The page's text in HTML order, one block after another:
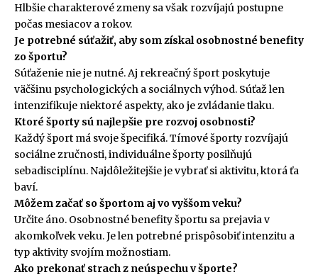
Hlbšie charakterové zmeny sa však rozvíjajú postupne
počas mesiacov a rokov.
Je potrebné súťažiť, aby som získal osobnostné benefity
zo športu?
Súťaženie nie je nutné. Aj rekreačný šport poskytuje
väčšinu psychologických a sociálnych výhod. Súťaž len
intenzifikuje niektoré aspekty, ako je zvládanie tlaku.
Ktoré športy sú najlepšie pre rozvoj osobnosti?
Každý šport má svoje špecifiká. Tímové športy rozvíjajú
sociálne zručnosti, individuálne športy posilňujú
sebadisciplínu. Najdôležitejšie je vybrať si aktivitu, ktorá ťa
baví.
Môžem začať so športom aj vo vyššom veku?
Určite áno. Osobnostné benefity športu sa prejavia v
akomkoľvek veku. Je len potrebné prispôsobiť intenzitu a
typ aktivity svojím možnostiam.
Ako prekonať strach z neúspechu v športe?